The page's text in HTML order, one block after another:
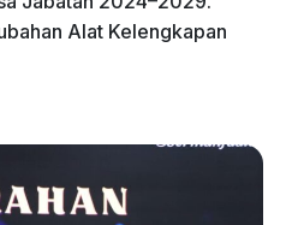
Alat Kelengkapan